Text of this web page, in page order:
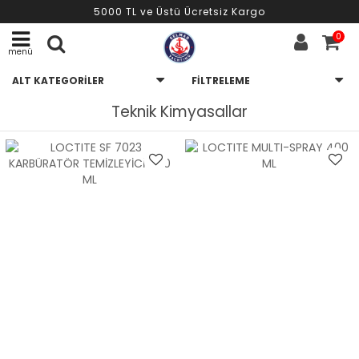
5000 TL ve Üstü Ücretsiz Kargo
menü
0
ALT KATEGORILER FILTRELEME
Teknik Kimyasallar